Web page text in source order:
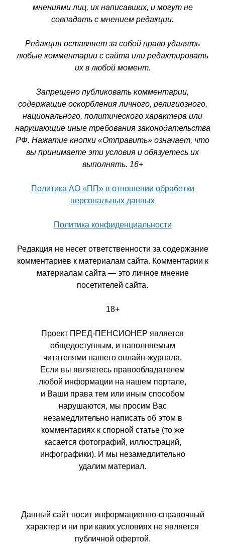
мнениями лиц, их написавших, и могут не
совпадать с мнением редакции.
Редакция оставляет за собой право удалять
любые комментарии с сайта или редактировать
их в любой момент.
Запрещено публиковать комментарии,
содержащие оскорбления личного, религиозного,
национального, политического характера или
нарушающие иные требования законодательства
РФ. Нажатие кнопки «Отправить» означает, что
вы принимаете эти условия и обязуетесь их
выполнять. 16+
Политика АО «ПП» в отношении обработки
персональных данных
Политика конфиденциальности
Редакция не несет ответственности за содержание
комментариев к материалам сайта. Комментарии к
материалам сайта — это личное мнение
посетителей сайта.
18+
Проект ПРЕД-ПЕНСИОНЕР является
общедоступным, и наполняемым
читателями нашего онлайн-журнала.
Если вы являетесь правообладателем
любой информации на нашем портале,
и Ваши права тем или иным способом
нарушаются, мы просим Вас
незамедлительно написать об этом в
комментариях к спорной статье (то же
касается фотографий, иллюстраций,
инфографики). И мы незамедлительно
удалим материал.
Данный сайт носит информационно-справочный
характер и ни при каких условиях не является
публичной офертой.